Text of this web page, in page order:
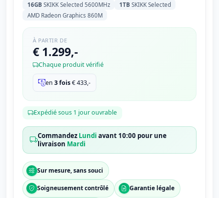
16GB SKIKK Selected 5600MHz 1TB SKIKK Selected
AMD Radeon Graphics 860M
À PARTIR DE
€ 1.299,-
Chaque produit vérifié
en3 fois€433,-
Expédié sous 1 jour ouvrable
Commandez Lundi avant 10:00 pour une
livraison Mardi
Sur mesure, sans souci
Soigneusement contrôlé Garantie légale